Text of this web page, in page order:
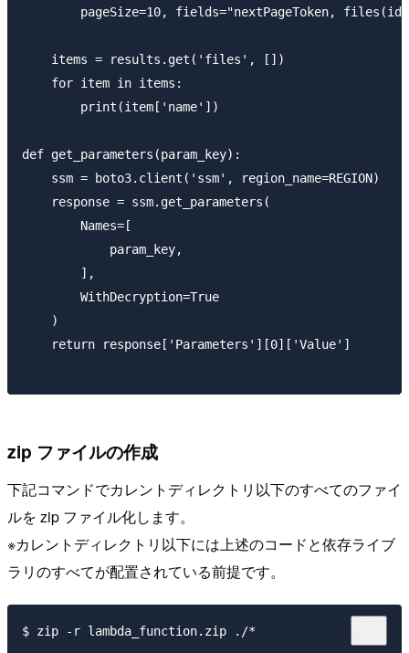
pageSize=10, fields="nextPageToken,
    items = results.get('files', [])
    for item in items:
        print(item['name'])
def get_parameters(param_key):
    ssm = boto3.client('ssm', region_name=REGION)
    response = ssm.get_parameters(
        Names=[
            param_key,
        ],
        WithDecryption=True
    )
    return response['Parameters'][0]['Value']
zip ファイルの作成
下記コマンドでカレントディレクトリ以下のすべてのファイ
ルを zip ファイル化します。
※カレントディレクトリ以下には上述のコードと依存ライブ
ラリのすべてが配置されている前提です。